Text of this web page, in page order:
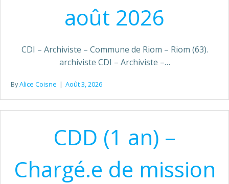
août 2026
CDI – Archiviste – Commune de Riom – Riom (63).
archiviste CDI – Archiviste –…
ByAlice Coisne | Août 3, 2026
CDD (1 an) –
Chargé.e de mission